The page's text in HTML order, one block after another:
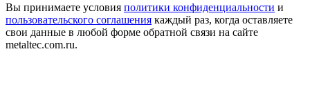
Вы принимаете условия политики конфиденциальности и
пользовательского соглашения каждый раз, когда оставляете
свои данные в любой форме обратной связи на сайте
metaltec.com.ru.